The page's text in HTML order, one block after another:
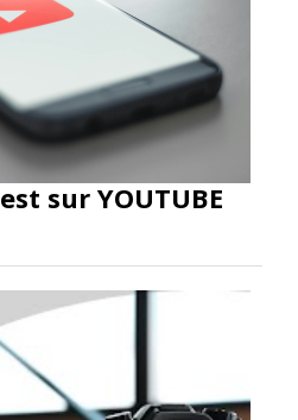
sur YOUTUBE